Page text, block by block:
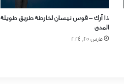
ذا آرك – قوس نيسان لخارطة طريق طويلة
المدى
مارس 25, 2024